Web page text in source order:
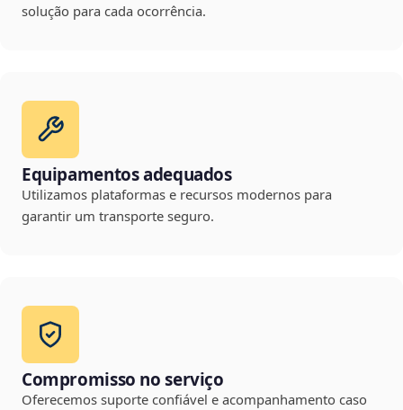
solução para cada ocorrência.
Equipamentos adequados
Utilizamos plataformas e recursos modernos para
garantir um transporte seguro.
Compromisso no serviço
Oferecemos suporte confiável e acompanhamento caso